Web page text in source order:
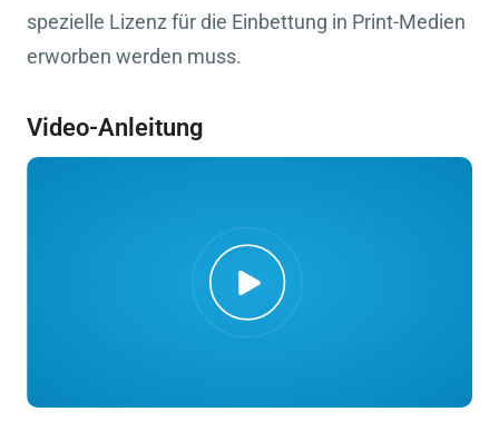
spezielle Lizenz für die Einbettung in Print-Medien
erworben werden muss.
Video-Anleitung